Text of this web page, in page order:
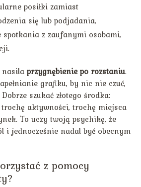
posiłki zamiast
się lub podjadania,
spotkania z zaufanymi osobami,
nasila przygnębienie po rozstaniu.
grafiku, by nic nie czuć,
szukać złotego środka:
aktywności, trochę miejsca
To uczy twoją psychikę, że
i jednocześnie nadal być obecnym
z pomocy